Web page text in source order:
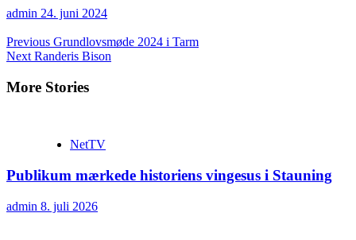
admin 24. juni 2024
Continue
Reading
Previous Grundlovsmøde 2024 i Tarm
Next Randeris Bison
More Stories
NetTV
Publikum mærkede historiens vingesus i Stauning
admin 8. juli 2026